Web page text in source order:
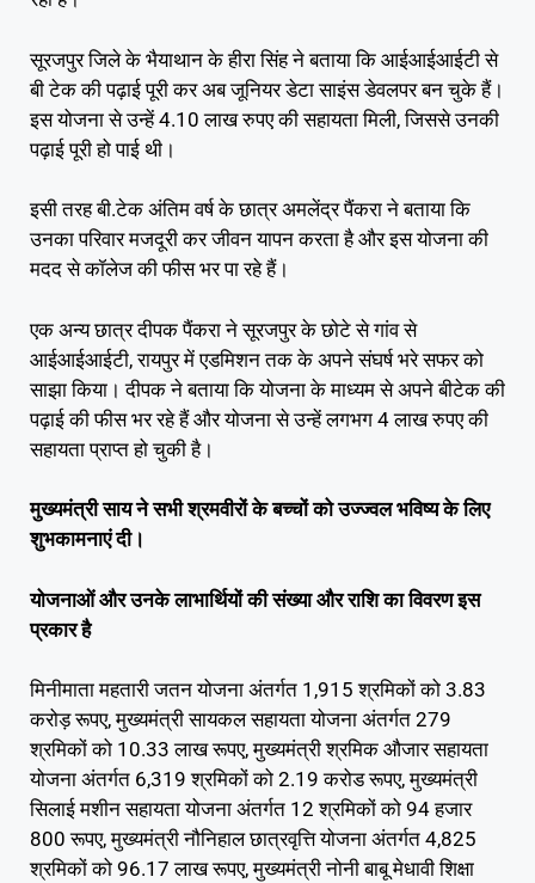
सूरजपुर जिले के भैयाथान के हीरा सिंह ने बताया कि आईआईआईटी से
बी टेक की पढ़ाई पूरी कर अब जूनियर डेटा साइंस डेवलपर बन चुके हैं।
इस योजना से उन्हें 4.10 लाख रुपए की सहायता मिली, जिससे उनकी
पढ़ाई पूरी हो पाई थी।
इसी तरह बी.टेक अंतिम वर्ष के छात्र अमलेंद्र पैंकरा ने बताया कि
उनका परिवार मजदूरी कर जीवन यापन करता है और इस योजना की
मदद से कॉलेज की फीस भर पा रहे हैं।
एक अन्य छात्र दीपक पैंकरा ने सूरजपुर के छोटे से गांव से
आईआईआईटी, रायपुर में एडमिशन तक के अपने संघर्ष भरे सफर को
साझा किया। दीपक ने बताया कि योजना के माध्यम से अपने बीटेक की
पढ़ाई की फीस भर रहे हैं और योजना से उन्हें लगभग 4 लाख रुपए की
सहायता प्राप्त हो चुकी है।
मुख्यमंत्री साय ने सभी श्रमवीरों के बच्चों को उज्ज्वल भविष्य के लिए
शुभकामनाएं दी।
योजनाओं और उनके लाभार्थियों की संख्या और राशि का विवरण इस
प्रकार है
मिनीमाता महतारी जतन योजना अंतर्गत 1,915 श्रमिकों को 3.83
करोड़ रूपए, मुख्यमंत्री सायकल सहायता योजना अंतर्गत 279
श्रमिकों को 10.33 लाख रूपए, मुख्यमंत्री श्रमिक औजार सहायता
योजना अंतर्गत 6,319 श्रमिकों को 2.19 करोड रूपए, मुख्यमंत्री
सिलाई मशीन सहायता योजना अंतर्गत 12 श्रमिकों को 94 हजार
800 रूपए, मुख्यमंत्री नौनिहाल छात्रवृत्ति योजना अंतर्गत 4,825
श्रमिकों को 96.17 लाख रूपए, मुख्यमंत्री नोनी बाबू मेधावी शिक्षा